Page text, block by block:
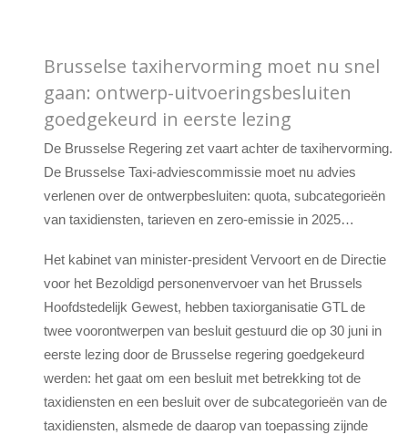
Brusselse taxihervorming moet nu snel
gaan: ontwerp-uitvoeringsbesluiten
goedgekeurd in eerste lezing
De Brusselse Regering zet vaart achter de taxihervorming.
De Brusselse Taxi-adviescommissie moet nu advies
verlenen over de ontwerpbesluiten: quota, subcategorieën
van taxidiensten, tarieven en zero-emissie in 2025…
Het kabinet van minister-president Vervoort en de Directie
voor het Bezoldigd personenvervoer van het Brussels
Hoofdstedelijk Gewest, hebben taxiorganisatie GTL de
twee voorontwerpen van besluit gestuurd die op 30 juni in
eerste lezing door de Brusselse regering goedgekeurd
werden: het gaat om een besluit met betrekking tot de
taxidiensten en een besluit over de subcategorieën van de
taxidiensten, alsmede de daarop van toepassing zijnde